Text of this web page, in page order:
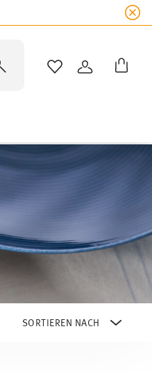
WISHLISTANMELDEN